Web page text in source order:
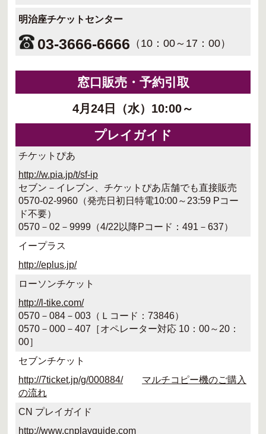
明治座チケットセンター
03-3666-6666 （10：00～17：00）
窓口販売・予約引取
4月24日（水）10:00～
プレイガイド
チケットぴあ
http://w.pia.jp/t/sf-ip
セブン－イレブン、チケットぴあ店舗でも直接販売
0570-02-9960（発売日初日特電10:00～23:59 Pコー
ド不要）
0570－02－9999（4/22以降Pコード：491－637）
イープラス
http://eplus.jp/
ローソンチケット
http://l-tike.com/
0570－084－003（Ｌコード：73846）
0570－000－407［オペレーター対応 10：00～20：
00］
セブンチケット
http://7ticket.jp/g/000884/
マルチコピー機のご購入
の流れ
CN プレイガイド
http://www.cnplayguide.com